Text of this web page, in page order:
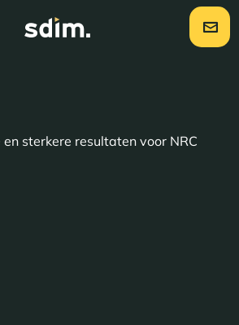
sterkere resultaten voor NRC